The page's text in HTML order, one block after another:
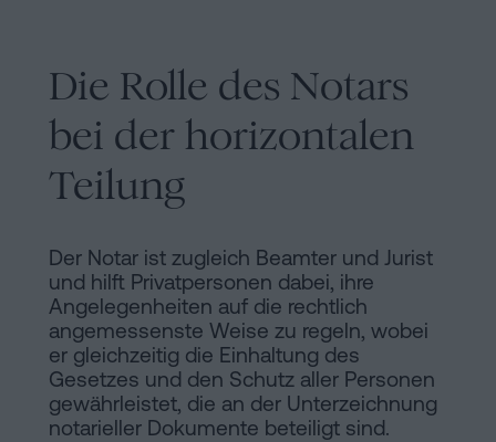
Die Rolle des Notars
bei der horizontalen
Teilung
Der Notar ist zugleich Beamter und Jurist
und hilft Privatpersonen dabei, ihre
Angelegenheiten auf die rechtlich
angemessenste Weise zu regeln, wobei
er gleichzeitig die Einhaltung des
Gesetzes und den Schutz aller Personen
gewährleistet, die an der Unterzeichnung
notarieller Dokumente beteiligt sind.